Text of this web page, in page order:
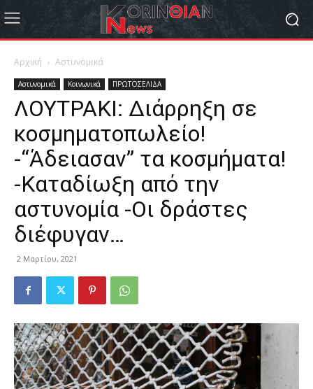
Αρχική Αστυνομικά
Αστυνομικά Κοινωνικά ΠΡΩΤΟΣΕΛΙΔΑ
ΛΟΥΤΡΑΚΙ: Διάρρηξη σε
κοσμηματοπωλείο!
-“Άδειασαν” τα κοσμήματα!
-Καταδίωξη από την
αστυνομία -Οι δράστες
διέφυγαν…
2 Μαρτίου, 2021